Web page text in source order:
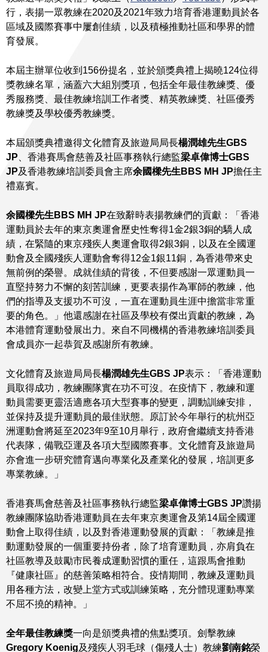
教練選舉頒獎典禮」以線上（Facebook／YouTube）形式舉
行，表揚一眾教練在2020及2021年致力培育香港運動員於各
區域及國際賽事中屢創佳績，以及積極推動社區和學界的體
本屆主辦單位收到156份提名，並於頒獎典禮上揭曉124位得
獎教練名單，涵蓋六大組別獎項，包括全年最佳教練獎、優
秀服務獎、最佳教練培訓工作者獎、精英教練獎、社區優秀
本屆頒獎典禮邀得文化體育及旅遊局局長楊潤雄先生GBS
JP、香港賽馬會慈善及社區事務執行總監梁卓偉博士GBS
JP及香港教練培訓委員會主席
余國樑先生BBS MH JP在致辭時表揚教練們的貢獻：「香港
運動員於去年的東京奧運會歷史性奪得1金2銀3銅的驕人成
績，在緊隨的東京殘疾人奧運會取得2銀3銅，以及在全國運
動會及全國殘疾人運動會奪得12金1銀11銅，為香港帶來史
無前例的榮譽。成就佳績的背後，不但要感謝一眾運動員一
直堅持努力不懈的刻苦訓練，更要表揚作為軍師的教練，他
們的指導及支援功不可沒，一直在運動員生涯中擔當非常重
要的角色。」他還感謝在社區及學校有傑出貢獻的教練，為
本港體育運動發展出力。來自不同機構的香港教練培訓委員
文化體育及旅遊局局長楊潤雄先生GBS JP表示：「香港運動
員取得成功，教練團隊實在功不可沒。在疫情下，教練和運
動員需要更靈活適應各項大型賽事的變更，調動訓練安排，
並保持及提升運動員的最佳狀態。原訂於今年舉行的杭州亞
洲運動會將延至2023年9至10月舉行，政府會繼續支持香港
代表隊，備戰亞運及各項大型國際賽事。文化體育及旅遊局
亦會進一步研究體育邁向專業化及產業化的發展，培訓更多
香港賽馬會慈善及社區事務執行總監梁卓偉博士GBS JP讚揚
教練團隊協助香港運動員在去年東京奧運會及第14屆全國運
動會上取得佳績，以及對香港運動發展的貢獻：「教練是推
動運動發展的一個重要持份者，除了培育運動員，亦肩負在
社區教導及鼓勵市民養成運動習慣的重任，這跟馬會推動
『健康社區』的慈善策略相符合。疫情期間，教練及運動員
用各種方法，改變上堂方式或訓練策略，充分體現運動專業
全年最佳教練獎一向是頒獎典禮的焦點獎項。劍擊教練